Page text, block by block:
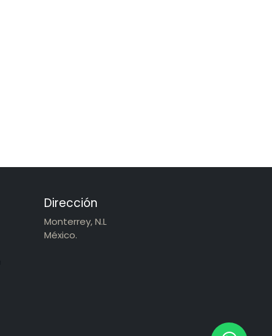
Dirección
Monterrey, N.L
México.